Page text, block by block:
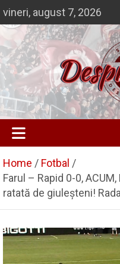
to
content
vineri, august 7, 2026
Despre Rapid
Si doar … despre Rapid
Home
Fotbal
Farul – Rapid 0-0,
ratată de giuleșteni!